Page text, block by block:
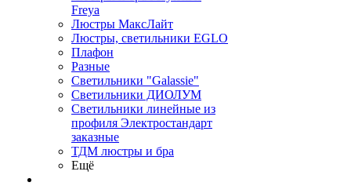
Freya
Люстры МаксЛайт
Люстры, светильники EGLO
Плафон
Разные
Светильники "Galassie"
Светильники ДИОЛУМ
Светильники линейные из
профиля Электростандарт
заказные
ТДМ люстры и бра
Ещё